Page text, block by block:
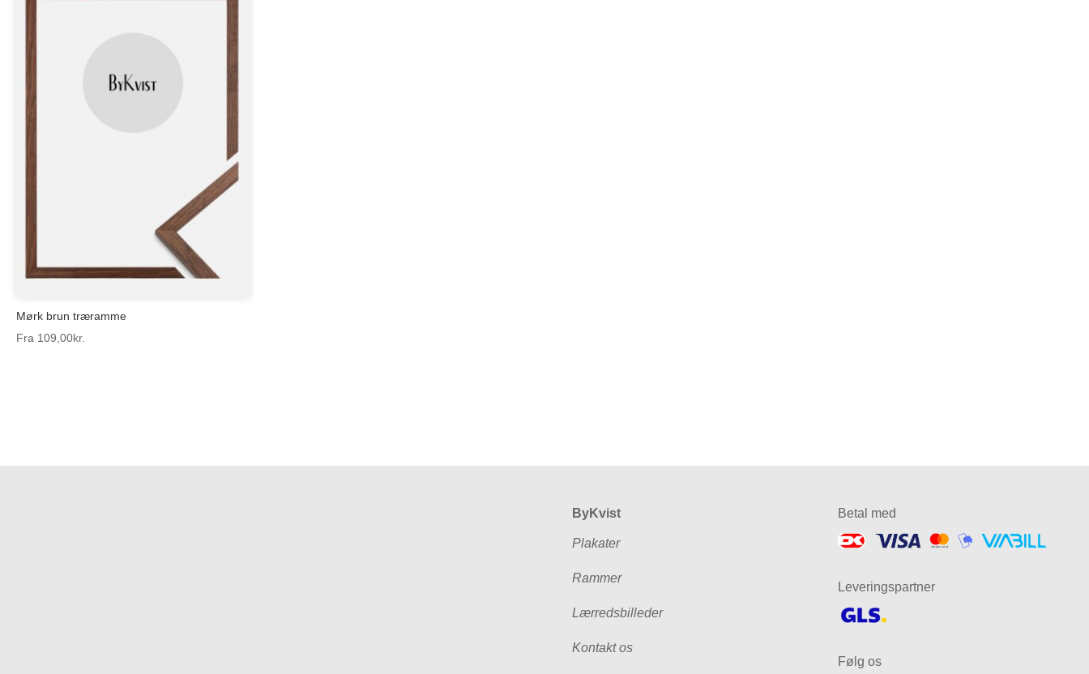
Mørk brun træramme
Fra 109,00kr.
ByKvist
Plakater
Rammer
Lærredsbilleder
Kontakt os
Betal med
Leveringspartner
Følg os